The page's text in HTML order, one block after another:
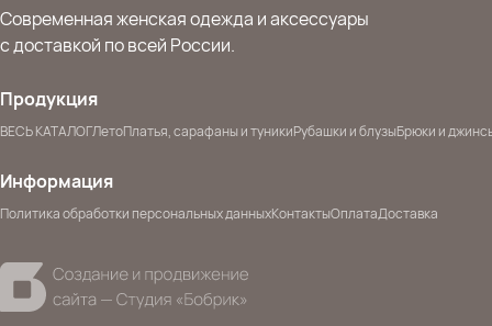
Современная женская одежда и аксессуары
с доставкой по всей России.
Продукция
ВЕСЬ КАТАЛОГЛетоПлатья, сарафаны и туникиРубашки и блузыБрюки и
Информация
Политика обработки персональных данныхКонтактыОплатаДоставка